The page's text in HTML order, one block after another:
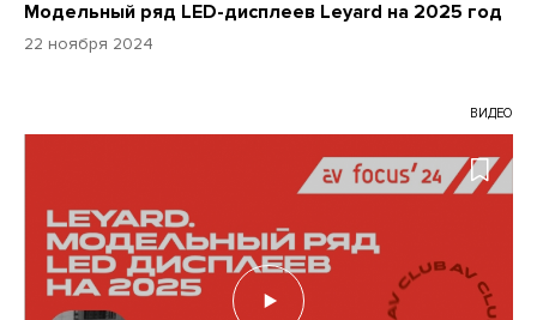
Модельный ряд LED-дисплеев Leyard на 2025 год
22 ноября 2024
ВИДЕО